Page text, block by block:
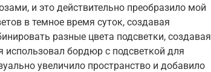
и это действительно преобразило мой
в темное время суток, создавая
разные цвета подсветки, создавая
бордюр с подсветкой для
увеличило пространство и добавило